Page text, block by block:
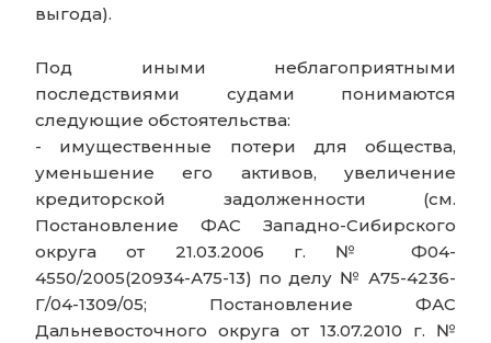
выгода).
Под иными неблагоприятными
последствиями судами понимаются
следующие обстоятельства:
- имущественные потери для общества,
уменьшение его активов, увеличение
кредиторской задолженности (см.
Постановление ФАС Западно-Сибирского
округа от 21.03.2006 г. № Ф04-
4550/2005(20934-А75-13) по делу № А75-4236-
Г/04-1309/05; Постановление ФАС
Дальневосточного округа от 13.07.2010 г. №